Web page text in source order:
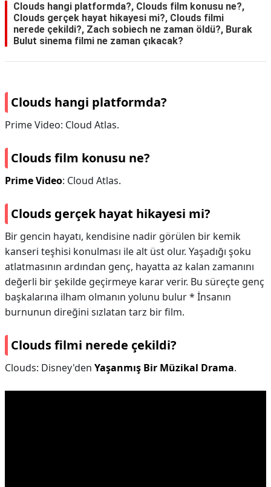
Clouds hangi platformda?, Clouds film konusu ne?,
Clouds gerçek hayat hikayesi mi?, Clouds filmi
nerede çekildi?, Zach sobiech ne zaman öldü?, Burak
Bulut sinema filmi ne zaman çıkacak?
Clouds hangi platformda?
Prime Video: Cloud Atlas.
Clouds film konusu ne?
Prime Video: Cloud Atlas.
Clouds gerçek hayat hikayesi mi?
Bir gencin hayatı, kendisine nadir görülen bir kemik
kanseri teşhisi konulması ile alt üst olur. Yaşadığı şoku
atlatmasının ardından genç, hayatta az kalan zamanını
değerli bir şekilde geçirmeye karar verir. Bu süreçte genç
başkalarına ilham olmanın yolunu bulur * İnsanın
burnunun direğini sızlatan tarz bir film.
Clouds filmi nerede çekildi?
Clouds: Disney'den Yaşanmış Bir Müzikal Drama.